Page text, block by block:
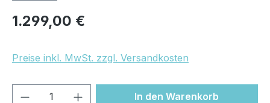
Regulärer Preis:
1.299,00 €
Preise inkl. MwSt. zzgl. Versandkosten
Produkt Anzahl: Gib denIn den Warenkorb